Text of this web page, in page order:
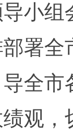
小
署
全
观